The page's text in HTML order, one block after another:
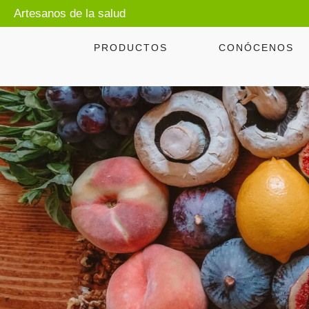
Artesanos de la salud
PRODUCTOS CONÓCENOS